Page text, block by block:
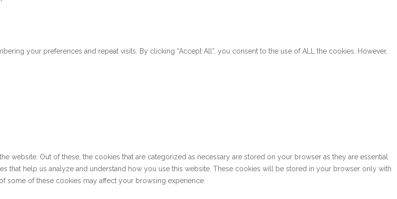
your preferences and repeat visits. By clicking “Accept All”, you consent to the use of ALL the cookies. However,
website. Out of these, the cookies that are categorized as necessary are stored on your browser as they are essential
that help us analyze and understand how you use this website. These cookies will be stored in your browser only with
some of these cookies may affect your browsing experience.